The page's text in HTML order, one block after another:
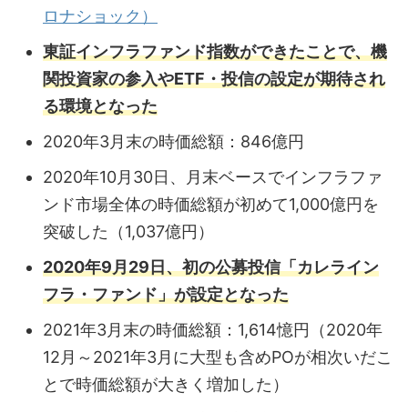
ロナショック）
東証インフラファンド指数ができたことで、機
関投資家の参入やETF・投信の設定が期待され
る環境となった
2020年3月末の時価総額：846億円
2020年10月30日、月末ベースでインフラファ
ンド市場全体の時価総額が初めて1,000億円を
突破した（1,037億円）
2020年9月29日、初の公募投信「カレライン
フラ・ファンド」が設定となった
2021年3月末の時価総額：1,614憶円（2020年
12月～2021年3月に大型も含めPOが相次いだこ
とで時価総額が大きく増加した）